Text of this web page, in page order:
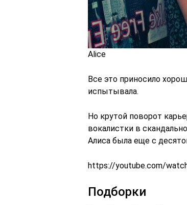
Alice
Все это приносило
испытывала.
Но крутой поворот
вокалистки в
Алиса была еще с
https://youtube.com/
Подборки